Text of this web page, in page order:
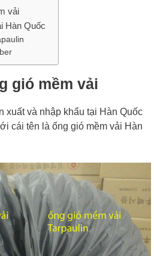
vải
Hàn Quốc
gió mềm vải
xuất và nhập khẩu tại Hàn Quốc
cái tên là ống gió mềm vải Hàn